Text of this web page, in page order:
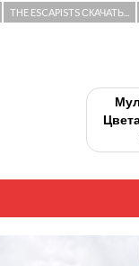
THE ESCAPISTS СКАЧАТЬ...